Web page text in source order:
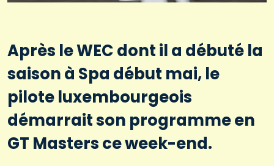
Après le WEC dont il a débuté la
saison à Spa début mai, le
pilote luxembourgeois
démarrait son programme en
GT Masters ce week-end.